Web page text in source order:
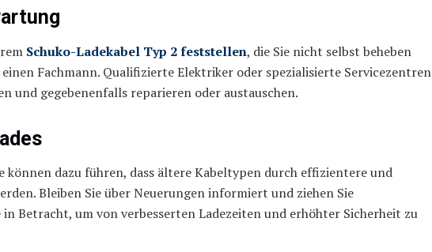
Schuko-Ladekabel Typ 2 feststellen, die Sie nicht selbst beheben
Fachmann. Qualifizierte Elektriker oder spezialisierte Servicezentren
und gegebenenfalls reparieren oder austauschen.
können dazu führen, dass ältere Kabeltypen durch effizientere und
Bleiben Sie über Neuerungen informiert und ziehen Sie
in Betracht, um von verbesserten Ladezeiten und erhöhter Sicherheit zu